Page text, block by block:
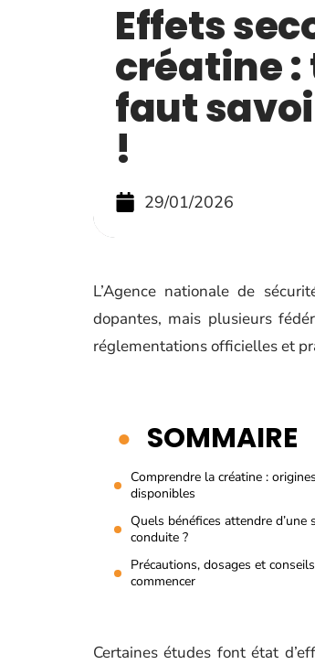
Effets
créatine :
faut
!
29/01/2026
L’Agence nationale de
dopantes, mais plusieurs
réglementations officielles et
SOMMAIRE
Comprendre la créatine :
disponibles
Quels bénéfices attendre
conduite ?
Précautions, dosages et
commencer
Certaines études font état